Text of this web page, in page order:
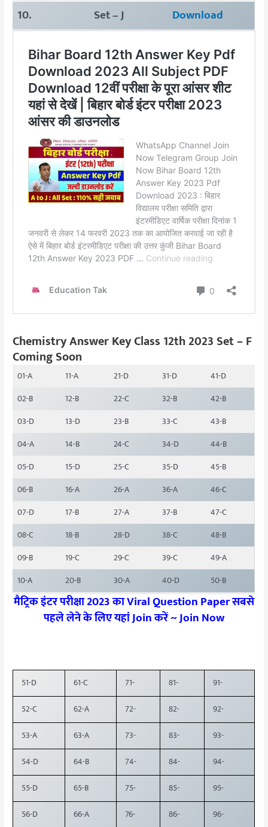
10.
Set – J Download
Chemistry Answer Key Class 12th 2023 Set – F
Coming Soon
01-A 11-A 21-D 31-D
41-D
02-B
12-B 22-C 32-B
42-B
03-D
13-D 23-B 33-C
43-B
04-A
14-B 24-C 34-D
44-B
05-D
15-D 25-C 35-D
45-B
06-B
16-A 26-A 36-A
46-C
07-D
17-B 27-A 37-B
47-C
08-C
18-B 28-D 38-C
48-B
09-B
19-C 29-C 39-C
49-A
10-A
20-B 30-A 40-D 50-B
मैट्रिक इंटर परीक्षा 2023 का Viral Question Paper सबसे
पहले लेने के लिए यहां Join करें ~Join Now
51-D 61-C 71- 81-
91-
52-C
62-A 72- 82-
92-
53-A
63-A 73- 83-
93-
54-D
64-B 74- 84-
94-
55-D
65-B 75- 85-
95-
56-D
66-A 76- 86- 96-